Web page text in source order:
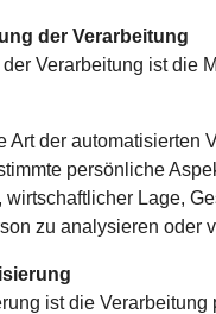
der Verarbeitung
Verarbeitung ist die
Art der automatisierten
persönliche
Lage,
zu analysieren oder
ist die